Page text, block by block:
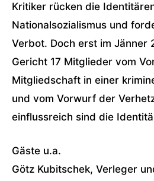
Kritiker rücken die
Nationalsozialismus und
Verbot. Doch erst im Jänner
Gericht 17 Mitglieder vom
Mitgliedschaft in einer
und vom Vorwurf der
einflussreich sind die
Gäste u.a.
Götz Kubitschek, Verleger